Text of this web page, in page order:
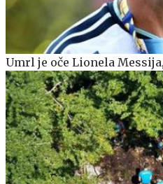
Umrl je oče Lionela